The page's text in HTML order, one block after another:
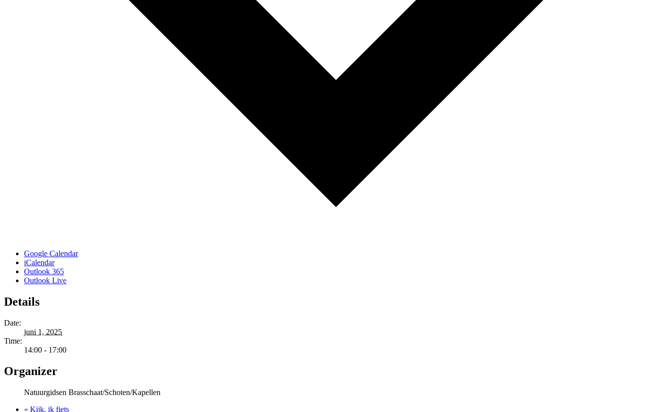
Google Calendar
iCalendar
Outlook 365
Outlook Live
Details
Date:
juni 1, 2025
Time:
14:00 - 17:00
Organizer
Natuurgidsen Brasschaat/Schoten/Kapellen
« Kijk, ik fiets